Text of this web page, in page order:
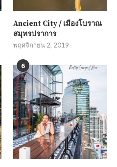
Ancient City / เมืองโบราณ
สมุทรปราการ
พฤศจิกายน 2, 2019
6